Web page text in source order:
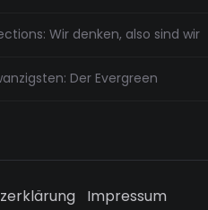
Wir denken, also sind wir
Der Evergreen
Impressum